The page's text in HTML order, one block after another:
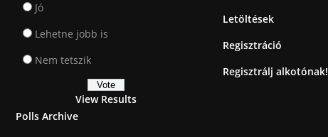
Jó
Lehetne jobb is
Nem tetszik
View Results
Polls Archive
Letöltések
Regisztráció
Regisztrálj alkotónak!